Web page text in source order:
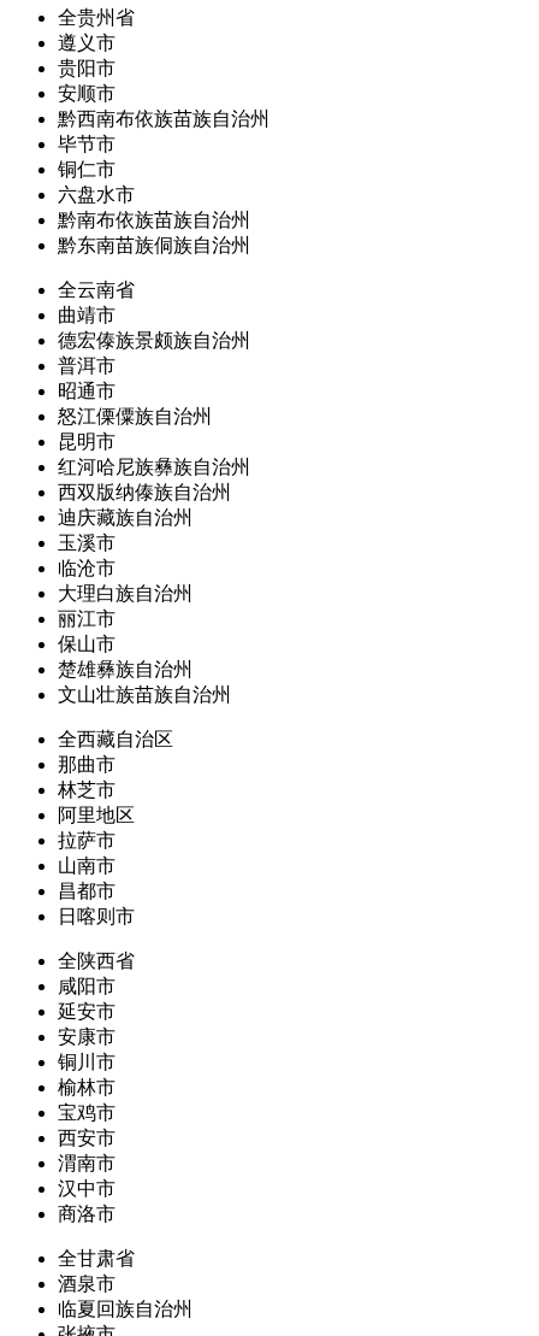
全贵州省
遵义市
贵阳市
安顺市
黔西南布依族苗族自治州
毕节市
铜仁市
六盘水市
黔南布依族苗族自治州
黔东南苗族侗族自治州
全云南省
曲靖市
德宏傣族景颇族自治州
普洱市
昭通市
怒江傈僳族自治州
昆明市
红河哈尼族彝族自治州
西双版纳傣族自治州
迪庆藏族自治州
玉溪市
临沧市
大理白族自治州
丽江市
保山市
楚雄彝族自治州
文山壮族苗族自治州
全西藏自治区
那曲市
林芝市
阿里地区
拉萨市
山南市
昌都市
日喀则市
全陕西省
咸阳市
延安市
安康市
铜川市
榆林市
宝鸡市
西安市
渭南市
汉中市
商洛市
全甘肃省
酒泉市
临夏回族自治州